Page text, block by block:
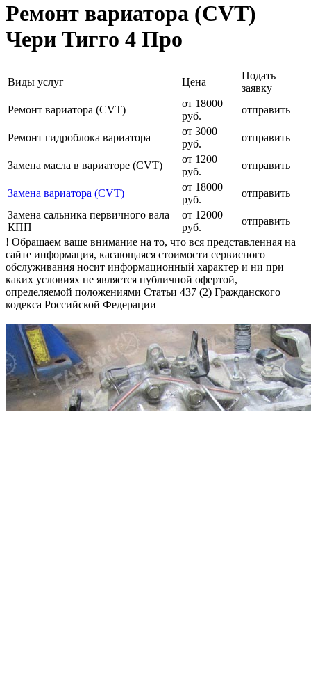
Ремонт вариатора (CVT)
Чери Тигго 4 Про
Виды услуг Цена
Подать
заявку
Ремонт вариатора (CVT)
от 18000
руб.
отправить
Ремонт гидроблока вариатора
от 3000
руб.
отправить
Замена масла в вариаторе (CVT)
от 1200
руб.
отправить
Замена вариатора (CVT)
от 18000
руб.
отправить
Замена сальника первичного вала
КПП
от 12000
руб.
отправить
! Обращаем ваше внимание на то, что вся представленная на
сайте информация, касающаяся стоимости сервисного
обслуживания носит информационный характер и ни при
каких условиях не является публичной офертой,
определяемой положениями Статьи 437 (2) Гражданского
кодекса Российской Федерации